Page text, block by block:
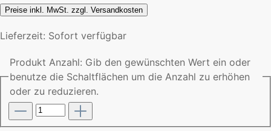
Preise inkl. MwSt. zzgl. Versandkosten
Lieferzeit: Sofort verfügbar
Produkt Anzahl: Gib den gewünschten Wert ein oder
benutze die Schaltflächen um die Anzahl zu erhöhen
oder zu reduzieren.